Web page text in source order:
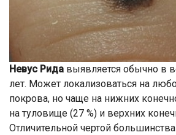
Невус Рида выявляется обычно в
лет. Может локализоваться на
покрова, но чаще на нижних
на туловище (27 %) и верхних
Отличительной чертой